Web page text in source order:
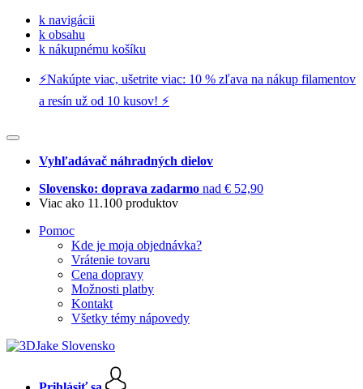
k navigácii
k obsahu
k nákupnému košíku
⚡️Nakúpte viac, ušetrite viac: 10 % zľava na nákup filamentov
a resín už od 10 kusov! ⚡️
Vyhľadávač náhradných dielov
Slovensko: doprava zadarmo nad € 52,90
Viac ako 11.100 produktov
Pomoc
Kde je moja objednávka?
Vrátenie tovaru
Cena dopravy
Možnosti platby
Kontakt
Všetky témy nápovedy